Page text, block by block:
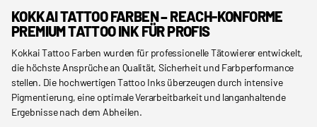
KOKKAI TATTOO FARBEN – REACH-KONFORME
PREMIUM TATTOO INK FÜR PROFIS
Kokkai Tattoo Farben wurden für professionelle Tätowierer entwickelt,
die höchste Ansprüche an Qualität, Sicherheit und Farbperformance
stellen. Die hochwertigen Tattoo Inks überzeugen durch intensive
Pigmentierung, eine optimale Verarbeitbarkeit und langanhaltende
Ergebnisse nach dem Abheilen.